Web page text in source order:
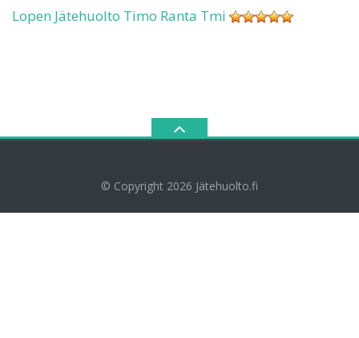
Lopen Jätehuolto Timo Ranta Tmi
© Copyright 2026 Jätehuolto.fi